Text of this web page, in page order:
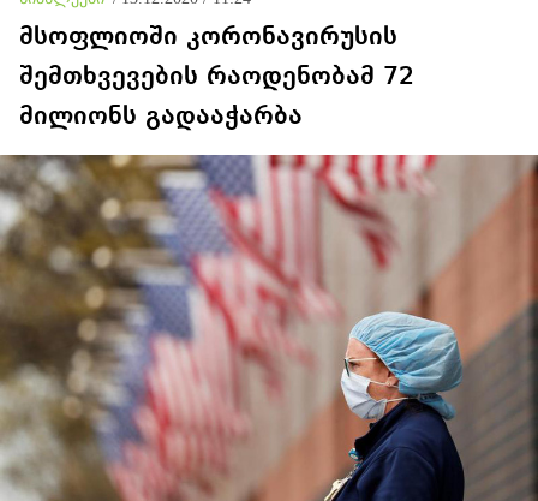
მსოფლიოში კორონავირუსის
შემთხვევების რაოდენობამ 72
მილიონს გადააჭარბა